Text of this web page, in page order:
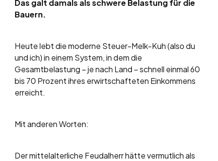
Das galt damals als schwere Belastung für die
Bauern.
Heute lebt die moderne Steuer-Melk-Kuh (also du
und ich) in einem System, in dem die
Gesamtbelastung – je nach Land – schnell einmal 60
bis 70 Prozent ihres erwirtschafteten Einkommens
erreicht.
Mit anderen Worten:
Der mittelalterliche Feudalherr hätte vermutlich als